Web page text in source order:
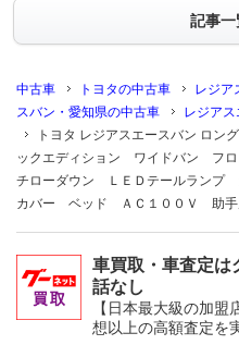
記事一
中古車 トヨタの中古車 レジア
スバン・愛知県の中古車
レジア
トヨタ レジアスエースバン ロ
ックエディション ワイドバン フ
チローダウン ＬＥＤテールラン
カバー ベッド ＡＣ１００Ｖ 助手
車買取・車査定
話なし
【日本最大級の加
想以上の高額査定を